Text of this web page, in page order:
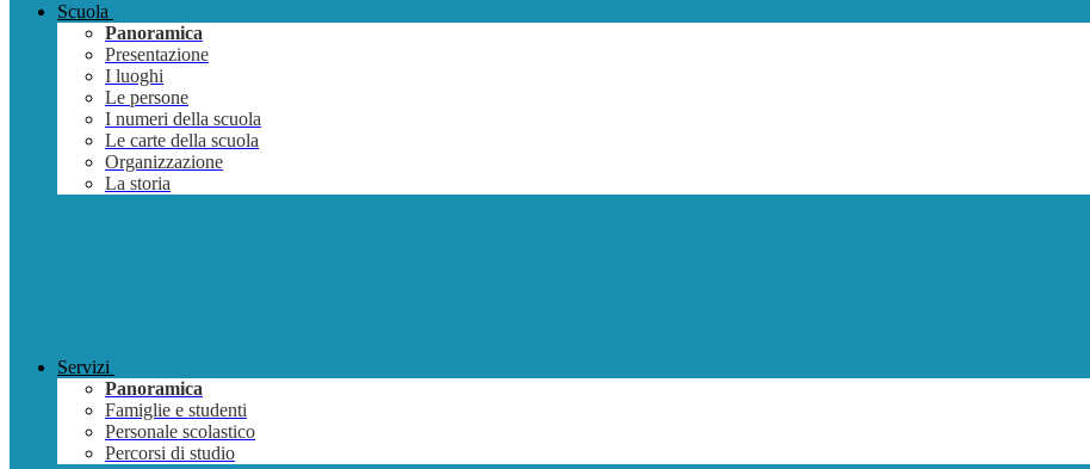
Scuola
Panoramica
Presentazione
I luoghi
Le persone
I numeri della scuola
Le carte della scuola
Organizzazione
La storia
Servizi
Panoramica
Famiglie e studenti
Personale scolastico
Percorsi di studio